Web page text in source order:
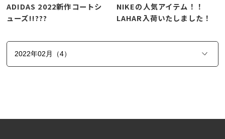
ADIDAS 2022新作コートシ
ューズ!!???
NIKEの人気アイテム！！
LAHAR入荷いたしました！